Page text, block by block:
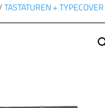
TASTATUREN + TYPECOVER